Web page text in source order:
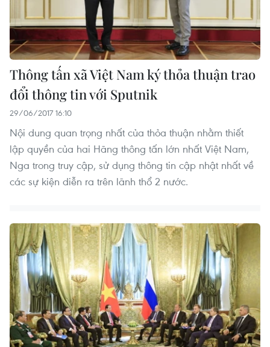
Thông tấn xã Việt Nam ký thỏa thuận trao
đổi thông tin với Sputnik
29/06/2017 16:10
Nội dung quan trọng nhất của thỏa thuận nhằm thiết
lập quyền của hai Hãng thông tấn lớn nhất Việt Nam,
Nga trong truy cập, sử dụng thông tin cập nhật nhất về
các sự kiện diễn ra trên lãnh thổ 2 nước.